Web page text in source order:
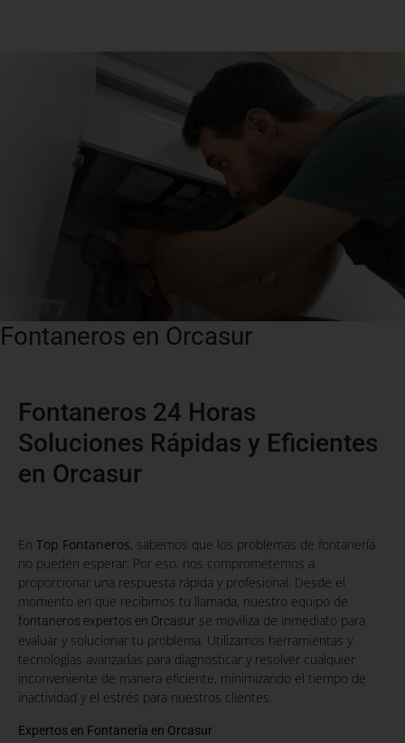
Fontaneros en Orcasur
Fontaneros 24 Horas
Soluciones Rápidas y Eficientes
en Orcasur
En Top Fontaneros, sabemos que los problemas de fontanería
no pueden esperar. Por eso, nos comprometemos a
proporcionar una respuesta rápida y profesional. Desde el
momento en que recibimos tu llamada, nuestro equipo de
fontaneros expertos en Orcasur se moviliza de inmediato para
evaluar y solucionar tu problema. Utilizamos herramientas y
tecnologías avanzadas para diagnosticar y resolver cualquier
inconveniente de manera eficiente, minimizando el tiempo de
inactividad y el estrés para nuestros clientes.
Expertos en Fontanería en Orcasur